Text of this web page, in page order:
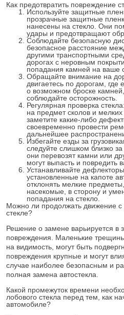
Как предотвратить повреждение
Используйте защитные
прозрачные защитные
нанесены на стекло. Они
удары и предотвращают
Соблюдайте безопасную
безопасное расстояние
другими транспортными
дорогах с неровным
попадания камней на ваше
Обращайте внимание на
двигаетесь по дорогам,
о возможном броске
соблюдайте осторожность.
Регулярная проверка
на предмет сколов и
заметите какие-либо
своевременно провести
дальнейшее
Избегайте езды за
следуйте слишком близко
они перевозят камни или
могут выпасть и повредить
Устанавливайте
установленные на капоте
отклонять мелкие
насекомые, в сторону и
попадания на стекло.
Можно ли продолжать движение
стекле?
Решение о замене варьируется в
повреждения. Маленькие
на видимость, могут быть
повреждения крупные и могут
случае наиболее безопасным и
полная замена автостекла.
Какой промежуток времени
лобового стекла перед тем, как
автомобиле?